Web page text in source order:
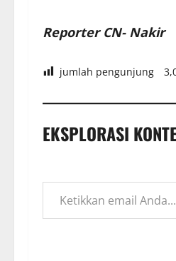
Reporter CN- Nakir
jumlah pengunjung
EKSPLORASI
Ketikkan email Anda...